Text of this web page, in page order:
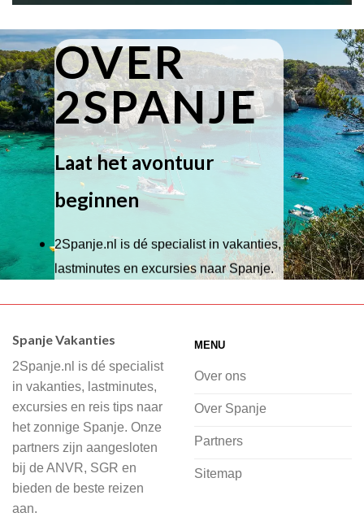
OVER
2SPANJE
Laat het avontuur
beginnen
2Spanje.nl is dé specialist in vakanties,
lastminutes en excursies naar Spanje.
Wij hebben een breed scala aan
of je nu wilt relaxen op het strand,
cultuur wilt ontdekken of avontuur zoekt
in de natuur.
Bij 2Spanje.nl begint de voorpret al
voordat je het vliegtuig instapt, door
inspiratie op te doen over dit zonnige
Spanje Vakanties
2Spanje.nl is dé specialist
in vakanties, lastminutes,
excursies en reis tips naar
het zonnige Spanje. Onze
partners zijn aangesloten
bij de ANVR, SGR en
bieden de beste reizen
aan.
MENU
Over ons
Over Spanje
Partners
Sitemap